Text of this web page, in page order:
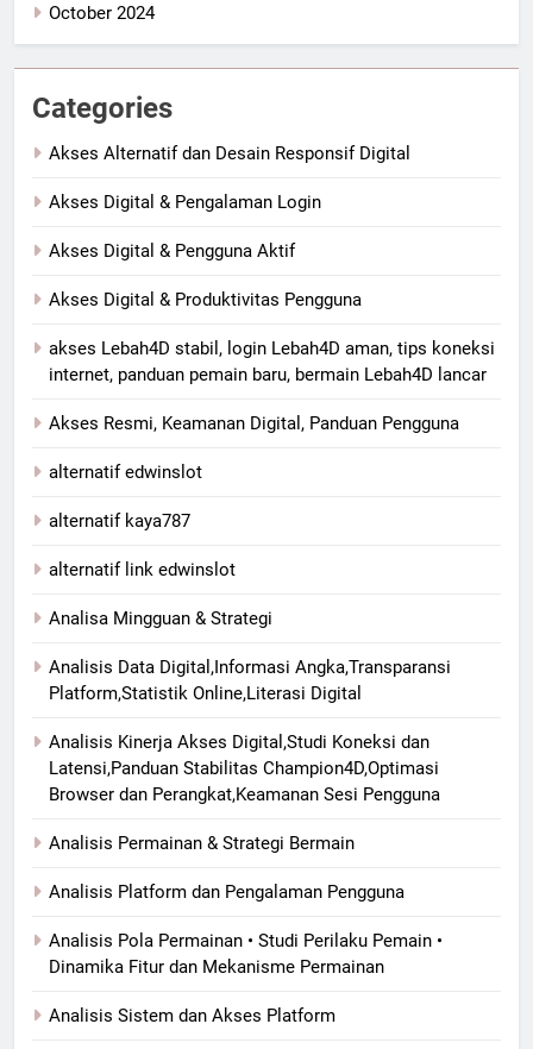
October 2024
Categories
Akses Alternatif dan Desain Responsif Digital
Akses Digital & Pengalaman Login
Akses Digital & Pengguna Aktif
Akses Digital & Produktivitas Pengguna
akses Lebah4D stabil, login Lebah4D aman, tips koneksi
internet, panduan pemain baru, bermain Lebah4D lancar
Akses Resmi, Keamanan Digital, Panduan Pengguna
alternatif edwinslot
alternatif kaya787
alternatif link edwinslot
Analisa Mingguan & Strategi
Analisis Data Digital,Informasi Angka,Transparansi
Platform,Statistik Online,Literasi Digital
Analisis Kinerja Akses Digital,Studi Koneksi dan
Latensi,Panduan Stabilitas Champion4D,Optimasi
Browser dan Perangkat,Keamanan Sesi Pengguna
Analisis Permainan & Strategi Bermain
Analisis Platform dan Pengalaman Pengguna
Analisis Pola Permainan • Studi Perilaku Pemain •
Dinamika Fitur dan Mekanisme Permainan
Analisis Sistem dan Akses Platform